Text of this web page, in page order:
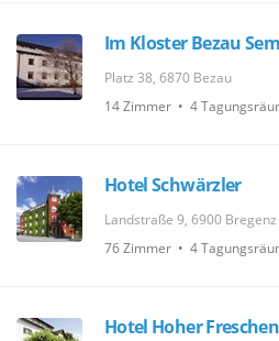
Im Kloster Bezau
Platz 38, 6870 Bezau
14 Zimmer • 4
Hotel Schwärzler
Landstraße 9, 6900 Bregenz
76 Zimmer • 4
Hotel Hoher Freschen